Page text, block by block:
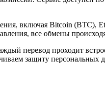
включая Bitcoin (BTC),
все обмены
перевод проходит
защиту персональных